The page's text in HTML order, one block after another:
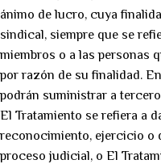
ánimo de lucro, cuya
sindical, siempre que se
miembros o a las personas
por razón de su finalidad.
podrán suministrar a
El Tratamiento se refiera a
reconocimiento, ejercicio o
proceso judicial, o El